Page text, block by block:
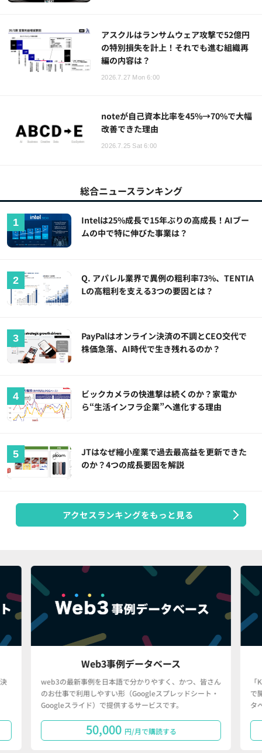
アスクルはランサムウェア攻撃で52億円
の特別損失を計上！それでも進む組織再
編の内容は？
2026.7.27 Mon 6:00
noteが自己資本比率を45%→70%で大幅
改善できた理由
2026.7.25 Sat 6:00
総合ニュースランキング
Intelは25%成長で15年ぶりの高成長！AIブー
ムの中で特に伸びた事業は？
Q. アパレル業界で異例の粗利率73%、TENTIA
Lの高粗利を支える3つの要因とは？
PayPalはオンライン決済の不調とCEO交代で
株価急落、AI時代で生き残れるのか？
ビックカメラの快進撃は続くのか？家電か
ら“生活インフラ企業”へ進化する理由
JTはなぜ縮小産業で過去最高益を更新できた
のか？4つの成長要因を解説
アクセスランキングをもっと見る
Web3事例データベース
web3の最新事例を日本語で分かりやすく、かつ、皆さん
のお仕事で利用しやすい形（Googleスプレッドシート・
Googleスライド）で提供するサービスです。
50,000 円/月で購読する
で
タ